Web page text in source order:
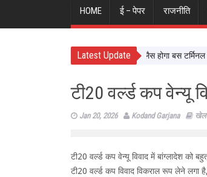
HOME ई – पेपर राजनीति
Latest Update
इंदौर ISBT, आधुनिक सुविधाओं से लैस होगा बस टर्मिनल
टी20 वर्ल्ड कप वेन्यू
Jan 20, 2026 Kodand Garjana खेल
टी20 वर्ल्ड कप वेन्यू विवाद में बांग्लादेश को
टी20 वर्ल्ड कप विवाद विकराल रूप लेने लगा